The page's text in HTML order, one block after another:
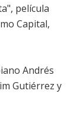
película
Capital,
Andrés
Gutiérrez y